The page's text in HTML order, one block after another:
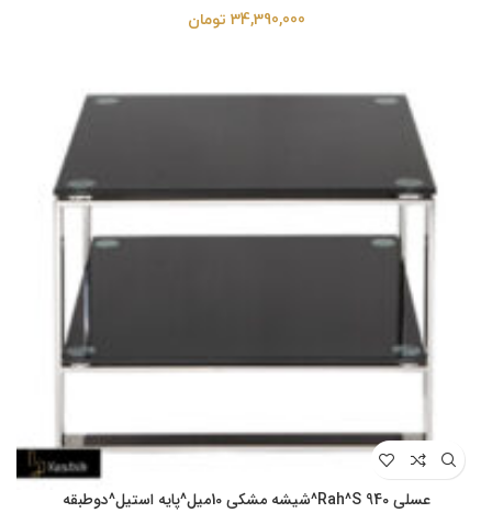
34,390,000 تومان
عسلی Rah^S 940^شیشه مشکی 10میل^پایه استیل^دوطبقه